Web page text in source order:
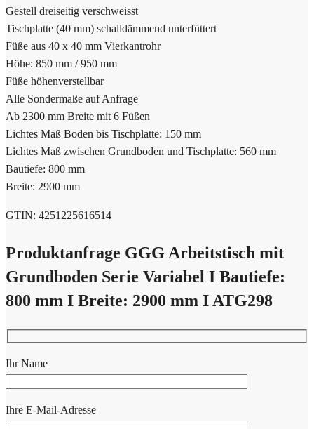
Gestell dreiseitig verschweisst
Tischplatte (40 mm) schalldämmend unterfüttert
Füße aus 40 x 40 mm Vierkantrohr
Höhe: 850 mm / 950 mm
Füße höhenverstellbar
Alle Sondermaße auf Anfrage
Ab 2300 mm Breite mit 6 Füßen
Lichtes Maß Boden bis Tischplatte: 150 mm
Lichtes Maß zwischen Grundboden und Tischplatte: 560 mm
Bautiefe: 800 mm
Breite: 2900 mm
GTIN: 4251225616514
Produktanfrage GGG Arbeitstisch mit
Grundboden Serie Variabel I Bautiefe:
800 mm I Breite: 2900 mm I ATG298
Ihr Name
Ihre E-Mail-Adresse